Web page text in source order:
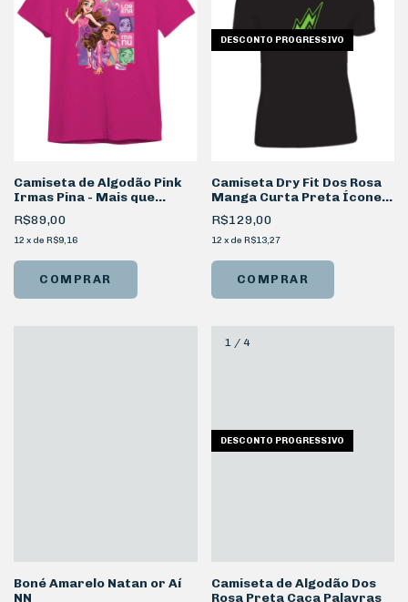
Camiseta de Algodão Pink
Irmas Pina - Mais que
amigas Sisters
R$89,00
12 x de R$9,16
COMPRAR
DESCONTO PROGRESSIVO
Camiseta Dry Fit Dos Rosa
Manga Curta Preta Ícones
Void
R$129,00
12 x de R$13,27
COMPRAR
Boné Amarelo Natan or Aí
NN
1/ 4
DESCONTO PROGRESSIVO
Camiseta de Algodão Dos
Rosa Preta Caça Palavras